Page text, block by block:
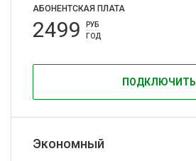
АБОНЕНТСКАЯ ПЛАТА
2499
РУБ
ГОД
ПОДКЛЮЧИТЬ
Экономный